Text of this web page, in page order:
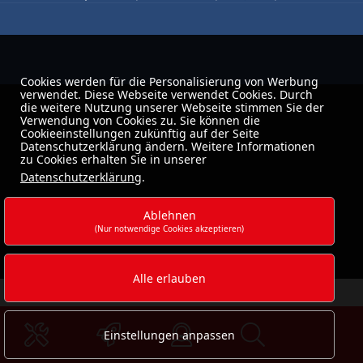
Cookies werden für die Personalisierung von Werbung
verwendet. Diese Webseite verwendet Cookies. Durch
die weitere Nutzung unserer Webseite stimmen Sie der
Verwendung von Cookies zu. Sie können die
Cookieeinstellungen zukünftig auf der Seite
Datenschutzerklärung ändern. Weitere Informationen
zu Cookies erhalten Sie in unserer
Datenschutzerklärung.
Ablehnen
(Nur notwendige Cookies akzeptieren)
Alle erlauben
Einstellungen anpassen